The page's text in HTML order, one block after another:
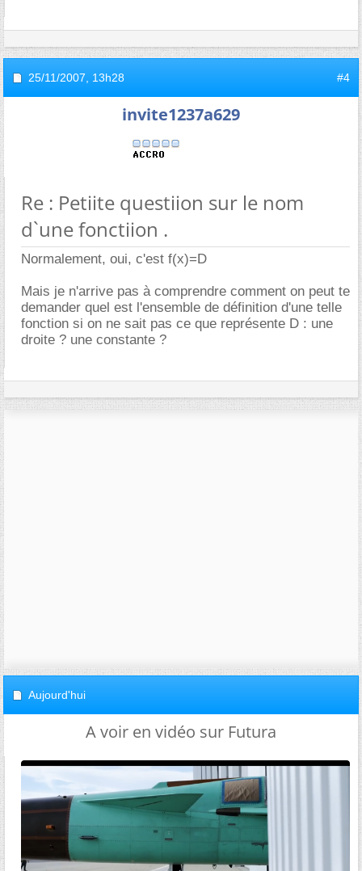
25/11/2007, 13h28 #4
invite1237a629
Re : Petiite questiion sur le nom
d`une fonctiion .
Normalement, oui, c'est f(x)=D
Mais je n'arrive pas à comprendre comment on peut te
demander quel est l'ensemble de définition d'une telle
fonction si on ne sait pas ce que représente D : une
droite ? une constante ?
Aujourd'hui
A voir en vidéo sur Futura